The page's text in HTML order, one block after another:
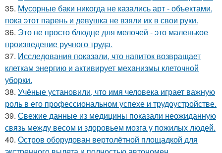
35. Мусорные баки никогда не казались арт - объектами,
пока этот парень и девушка не взяли их в свои руки.
36. Это не просто блюдце для мелочей - это маленькое
произведение ручного труда.
37. Исследования показали, что напиток возвращает
клеткам энергию и активирует механизмы клеточной
уборки.
38. Учёные установили, что имя человека играет важную
роль в его профессиональном успехе и трудоустройстве.
39. Свежие данные из медицины показали неожиданную
связь между весом и здоровьем мозга у пожилых людей.
40. Остров оборудован вертолётной площадкой для